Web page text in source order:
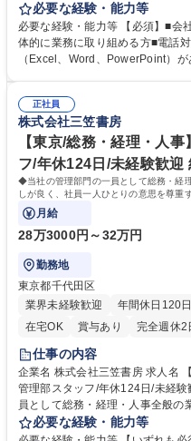
だきます。※営業所：主にお客様
ンスし、次のお客様にお貸し出しするための拠点
場への整備発注・入出庫調整、社
スケジュール管理■返却車両の整
木ヒルズ）になります。 ※毎週土日
職種 【本社車両管理】土日祝休
必要な経験・能力等
必要な経験・能力等 【必須】■会
体的に業務に取り組める方■電話
（Excel、Word、PowerPoint）がある方 【歓迎】■物流・運
コストマネジメント能力：整備工
駄なコストを見極めるため、経営
期日・進捗管理能力：リース開始
る力が身に付き
正社員
株式会社三笠書房
【東京/総務・経理・人
フ/年休124日/未経験歓迎
◆当社の管理部門の一員として総務・経
しが良く、社員一人ひとりの意思を尊重
バックオフィス業務を習得いただきます。
月給
28万3000円～32万円
勤務地
東京都千代田区
業界未経験歓迎
年間休日120
在宅OK
賞与あり 完全週休2
仕事の内容
企業名 株式会社三笠書房 求人名 【東京/総務・経理・人事】老舗出版社の
管理部スタッフ/年休124日/未経験歓迎 仕事の内容 ◆当社の管理
員として総務・経理・人事全般
く、社員一人ひとりの意思を尊重
で幅広いバックオフィス業務を習得いただきま
必要な経験・能力等